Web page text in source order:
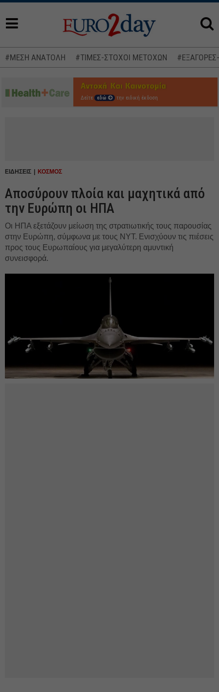
#ΜΕΣΗ ΑΝΑΤΟΛΗ #ΤΙΜΕΣ-ΣΤΟΧΟΙ ΜΕΤΟΧΩΝ
Δείτε εδώ την ειδική έκδοση
ΕΙΔΗΣΕΙΣ ΚΟΣΜΟΣ
Αποσύρουν πλοία και μαχητικά από
την Ευρώπη οι ΗΠΑ
Οι ΗΠΑ εξετάζουν μείωση της στρατιωτικής τους παρουσίας
στην Ευρώπη, σύμφωνα με τους NYT. Ενισχύουν τις πιέσεις
προς τους Ευρωπαίους για μεγαλύτερη αμυντική
συνεισφορά.